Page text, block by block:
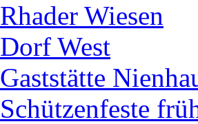
Rhader Wiesen
Dorf West
Gaststätte
Schützenfeste